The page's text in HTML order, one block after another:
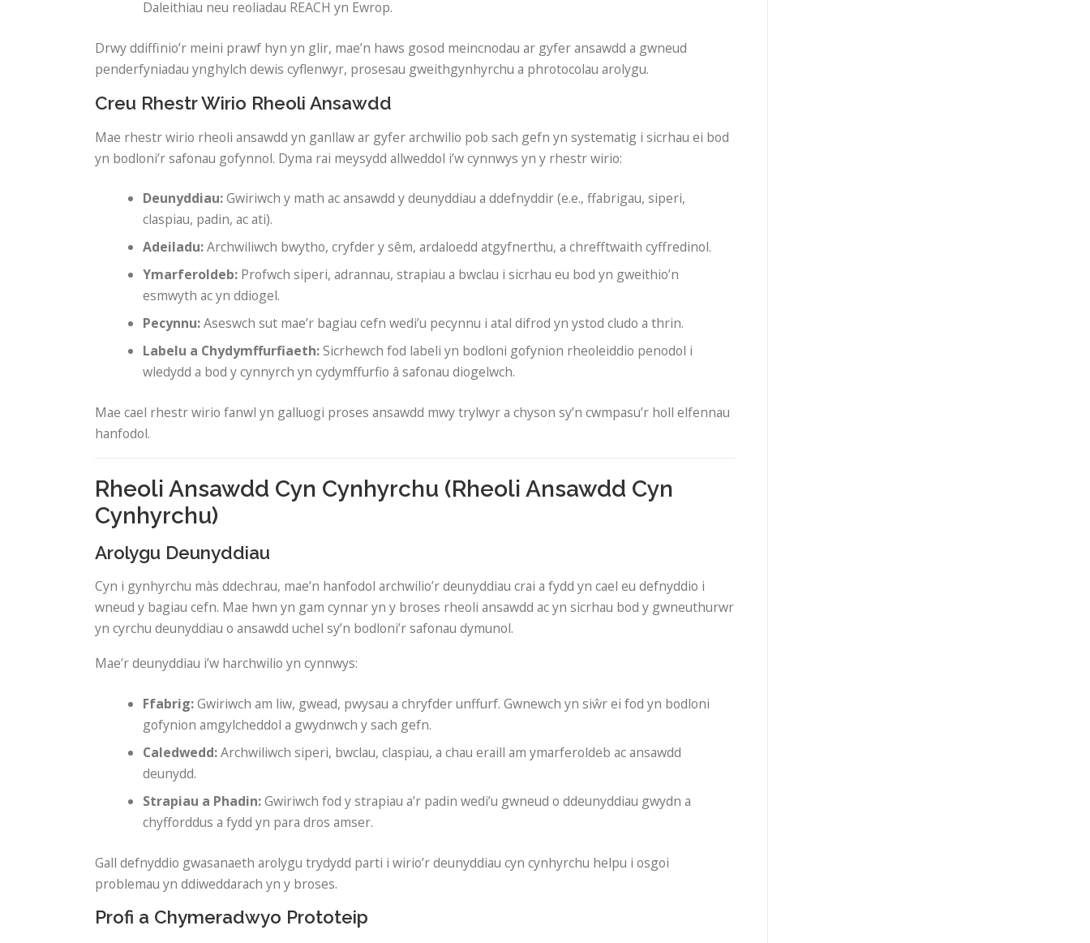
Daleithiau neu reoliadau REACH yn Ewrop.
Drwy ddiffinio’r meini prawf hyn yn glir, mae’n haws gosod meincnodau ar gyfer ansawdd a gwneud
penderfyniadau ynghylch dewis cyflenwyr, prosesau gweithgynhyrchu a phrotocolau arolygu.
Creu Rhestr Wirio Rheoli Ansawdd
Mae rhestr wirio rheoli ansawdd yn ganllaw ar gyfer archwilio pob sach gefn yn systematig i sicrhau ei bod
yn bodloni’r safonau gofynnol. Dyma rai meysydd allweddol i’w cynnwys yn y rhestr wirio:
Deunyddiau:Gwiriwch y math ac ansawdd y deunyddiau a ddefnyddir (e.e., ffabrigau, siperi,
claspiau, padin, ac ati).
Adeiladu:Archwiliwch bwytho, cryfder y sêm, ardaloedd atgyfnerthu, a chrefftwaith cyffredinol.
Ymarferoldeb: Profwch siperi, adrannau, strapiau a bwclau i sicrhau eu bod yn gweithio’n
esmwyth ac yn ddiogel.
Pecynnu:Aseswch sut mae’r bagiau cefn wedi’u pecynnu i atal difrod yn ystod cludo a thrin.
Labelu a Chydymffurfiaeth:Sicrhewch fod labeli yn bodloni gofynion rheoleiddio penodol i
wledydd a bod y cynnyrch yn cydymffurfio â safonau diogelwch.
Mae cael rhestr wirio fanwl yn galluogi proses ansawdd mwy trylwyr a chyson sy’n cwmpasu’r holl elfennau
hanfodol.
Rheoli Ansawdd Cyn Cynhyrchu (Rheoli Ansawdd Cyn
Cynhyrchu)
Arolygu Deunyddiau
Cyn i gynhyrchu màs ddechrau, mae’n hanfodol archwilio’r deunyddiau crai a fydd yn cael eu defnyddio i
wneud y bagiau cefn. Mae hwn yn gam cynnar yn y broses rheoli ansawdd ac yn sicrhau bod y gwneuthurwr
yn cyrchu deunyddiau o ansawdd uchel sy’n bodloni’r safonau dymunol.
Mae’r deunyddiau i’w harchwilio yn cynnwys:
Ffabrig:Gwiriwch am liw, gwead, pwysau a chryfder unffurf. Gwnewch yn siŵr ei fod yn bodloni
gofynion amgylcheddol a gwydnwch y sach gefn.
Caledwedd:Archwiliwch siperi, bwclau, claspiau, a chau eraill am ymarferoldeb ac ansawdd
deunydd.
Strapiau a Phadin:Gwiriwch fod y strapiau a’r padin wedi’u gwneud o ddeunyddiau gwydn a
chyfforddus a fydd yn para dros amser.
Gall defnyddio gwasanaeth arolygu trydydd parti i wirio’r deunyddiau cyn cynhyrchu helpu i osgoi
problemau yn ddiweddarach yn y broses.
Profi a Chymeradwyo Prototeip